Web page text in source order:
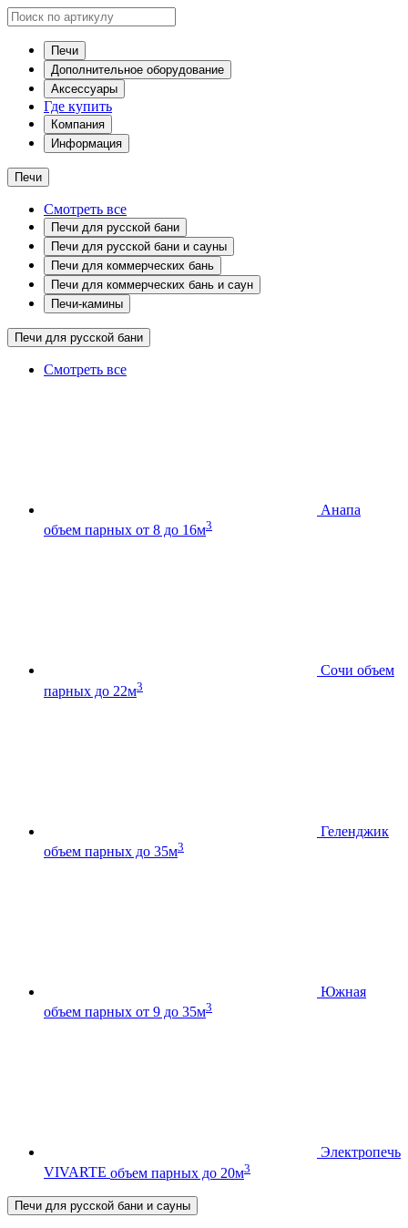
Печи
Дополнительное оборудование
Аксессуары
Где купить
Компания
Информация
Печи
Смотреть все
Печи для русской бани
Печи для русской бани и сауны
Печи для коммерческих бань
Печи для коммерческих бань и саун
Печи-камины
Печи для русской бани
Смотреть все
Анапа
объем парных от 8 до 16м3
Сочи объем
парных до 22м3
Геленджик
объем парных до 35м3
Южная
объем парных от 9 до 35м3
Электропечь
VIVARTE объем парных до 20м3
Печи для русской бани и сауны